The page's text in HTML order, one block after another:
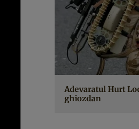
Adevaratul Hurt
ghiozdan